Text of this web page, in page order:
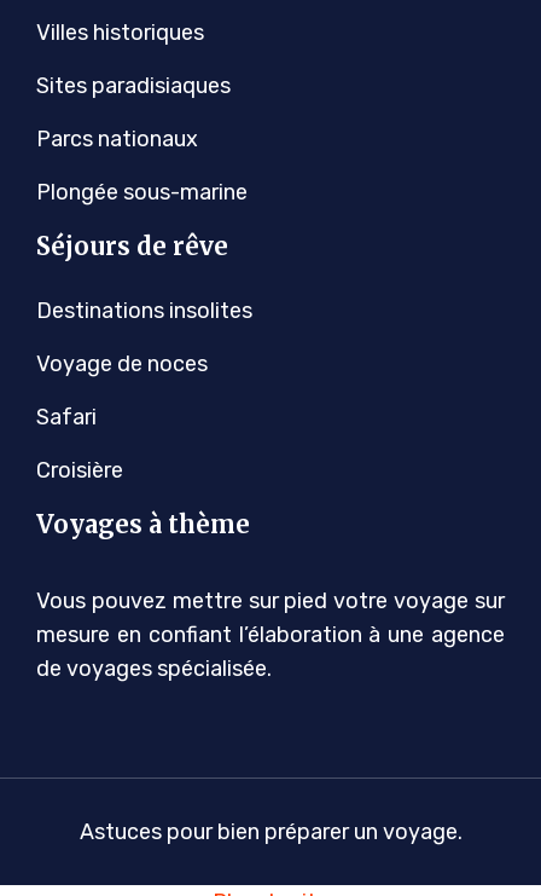
Villes historiques
Sites paradisiaques
Parcs nationaux
Plongée sous-marine
Séjours de rêve
Destinations insolites
Voyage de noces
Safari
Croisière
Voyages à thème
Vous pouvez mettre sur pied votre voyage sur
mesure en confiant l’élaboration à une agence
de voyages spécialisée.
Astuces pour bien préparer un voyage.